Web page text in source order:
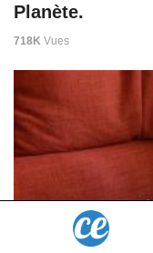
Planète.
718K Vues